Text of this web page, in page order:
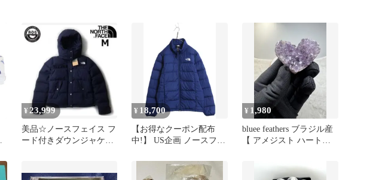
¥23,999
美品☆ノースフェイス フ
ード付きダウンジャケッ
¥ 18,700
【お得なクーポン配布
中!】 US企画 ノースフェ
ャケット メンズ M / 550
フィル アウトドア ジャ
¥ 1,980
bluee feathers ブラジル産
【 アメジスト ハート型